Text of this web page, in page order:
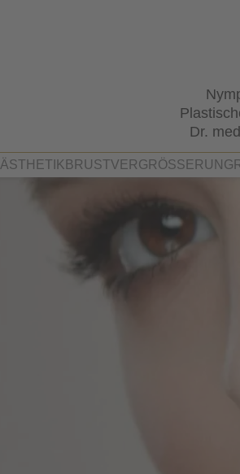
Dr.
ÄSTHETIK BRUSTVERGRÖSSERUNG